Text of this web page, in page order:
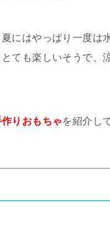
にはやっぱり一度は
ても楽しいそうで
りおもちゃを紹介し